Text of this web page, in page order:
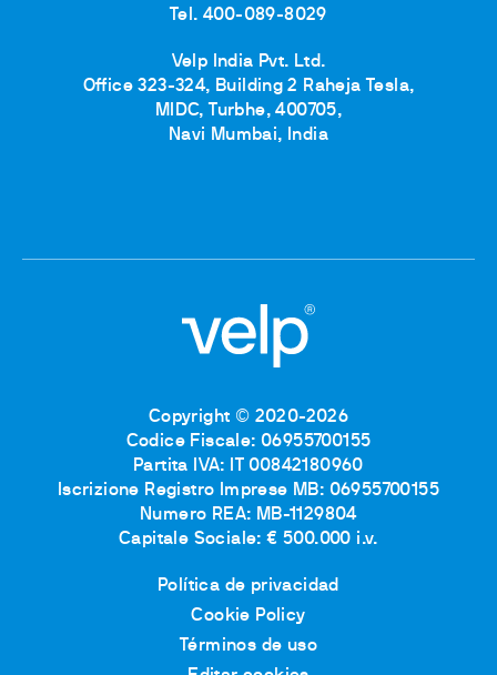
Tel. 400-089-8029
Velp India Pvt. Ltd.
Office 323-324, Building 2 Raheja Tesla,
MIDC, Turbhe, 400705,
Navi Mumbai, India
Copyright © 2020-2026
Codice Fiscale: 06955700155
Partita IVA: IT 00842180960
Iscrizione Registro Imprese MB: 06955700155
Numero REA: MB-1129804
Capitale Sociale: € 500.000 i.v.
Política de privacidad
Cookie Policy
Términos de uso